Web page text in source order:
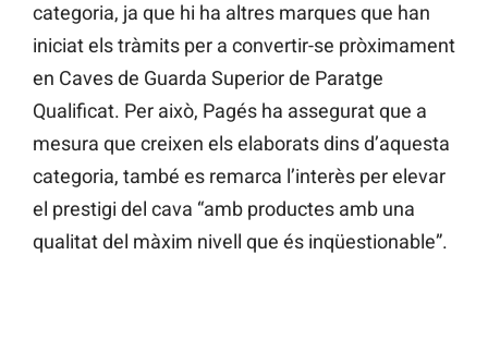
categoria, ja que hi ha altres marques que han
iniciat els tràmits per a convertir-se pròximament
en Caves de Guarda Superior de Paratge
Qualificat. Per això, Pagés ha assegurat que a
mesura que creixen els elaborats dins d’aquesta
categoria, també es remarca l’interès per elevar
el prestigi del cava “amb productes amb una
qualitat del màxim nivell que és inqüestionable”.